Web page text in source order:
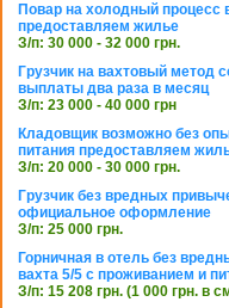
Повар на холодный процесс
предоставляем жилье
З/п: 30 000 - 32 000 грн.
Грузчик на вахтовый метод
выплаты два раза в месяц
З/п: 23 000 - 40 000 грн
Кладовщик возможно без
питания предоставляем
З/п: 20 000 - 30 000 грн.
Грузчик без вредных
официальное оформление
З/п: 25 000 грн.
Горничная в отель без
вахта 5/5 с проживанием и
З/п: 15 208 грн. (1 000 грн. в